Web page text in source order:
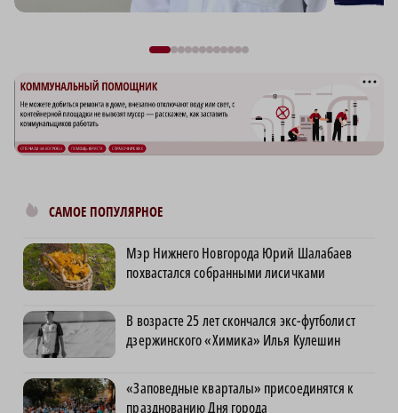
САМОЕ ПОПУЛЯРНОЕ
Мэр Нижнего Новгорода Юрий Шалабаев
похвастался собранными лисичками
В возрасте 25 лет скончался экс-футболист
дзержинского «Химика» Илья Кулешин
«Заповедные кварталы» присоединятся к
празднованию Дня города